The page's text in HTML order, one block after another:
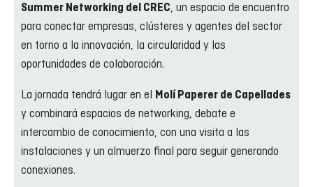
Summer Networking del CREC, un espacio de encuentro
para conectar empresas, clústeres y agentes del sector
en torno a la innovación, la circularidad y las
oportunidades de colaboración.
La jornada tendrá lugar en el Molí Paperer de Capellades
y combinará espacios de networking, debate e
intercambio de conocimiento, con una visita a las
instalaciones y un almuerzo final para seguir generando
conexiones.